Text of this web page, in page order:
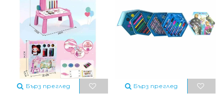
Бърз преглед Бърз преглед